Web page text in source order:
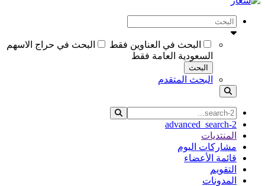
البحث في العناوين فقط
البحث في حراج الاسهم
السعودية العامة فقط
البحث
البحث المتقدم
advanced_search-2
المنتديات
مشاركات اليوم
قائمة الأعضاء
التقويم
المدونات